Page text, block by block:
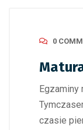
0
Egzaminy
czasie